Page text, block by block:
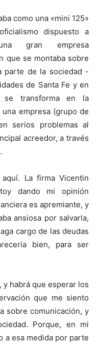
como una «mini 125»
dispuesto a
gran empresa
que se montaba sobre
parte de la sociedad -
de Santa Fe y en
transforma en la
empresa (grupo de
serios problemas al
acreedor, a través
La firma Vicentin
dando mi opinión
es apremiante, y
ansiosa por salvarla,
cargo de las deudas
bien, para ser
y habrá que esperar los
que me siento
sobre comunicación, y
Porque, en mi
a esa medida por parte